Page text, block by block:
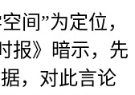
”为定位，
报》暗示，先
，对此言论